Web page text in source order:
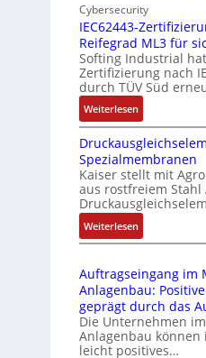
g
e
d
u
t
r
i
e
-
P
C
l
ä
s
s
s
i
c
h
f
l
b
i
f
u
n
k
m
o
d
u
l
e
b
i
e
n
4
Cybersecurity
IEC62443-
Reifegrad ML3 für
Softing Industrial
Zertifizierung nach
durch TÜV Süd
Weiterlesen:
I
E
C
6
2
4
4
3
Z
e
r
t
i
Spezialmembranen
Kaiser stellt mit
aus rostfreiem Stahl
Weiterlesen:
D
u
c
k
a
u
Auftragseingang im
Anlagenbau:
geprägt durch das
Die Unternehmen
Anlagenbau können
leicht positives…